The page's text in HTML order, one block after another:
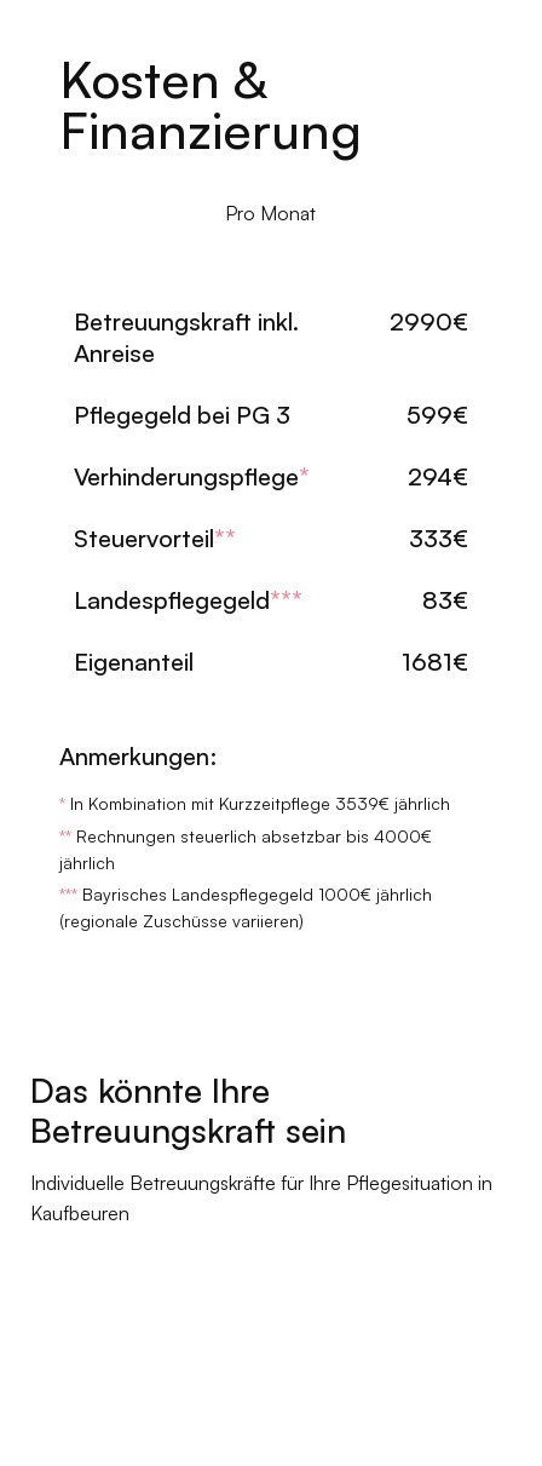
Kosten &
Finanzierung
Pro Monat
Betreuungskraft inkl.
Anreise
2990€
Pflegegeld bei PG 3 599€
Verhinderungspflege* 294€
Steuervorteil** 333€
Landespflegegeld*** 83€
Eigenanteil 1681€
Anmerkungen:
* In Kombination mit Kurzzeitpflege 3539€ jährlich
** Rechnungen steuerlich absetzbar bis 4000€
jährlich
*** Bayrisches Landespflegegeld 1000€ jährlich
(regionale Zuschüsse variieren)
Das könnte Ihre
Betreuungskraft sein
Individuelle Betreuungskräfte für Ihre Pflegesituation in
Kaufbeuren